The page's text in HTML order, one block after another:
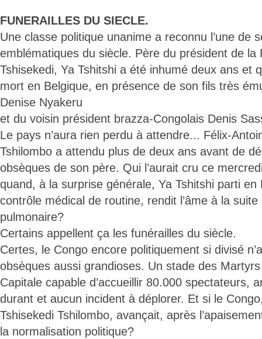
FUNERAILLES DU SIECLE.
Une classe politique unanime a reconnu l’une de
emblématiques du siècle. Père du président de la
Tshisekedi, Ya Tshitshi a été inhumé deux ans et
mort en Belgique, en présence de son fils très
Denise Nyakeru
et du voisin président brazza-Congolais Denis
Le pays n’aura rien perdu à attendre... Félix-
Tshilombo a attendu plus de deux ans avant de
obsèques de son père. Qui l’aurait cru ce
quand, à la surprise générale, Ya Tshitshi parti en
contrôle médical de routine, rendit l’âme à la suite
pulmonaire?
Certains appellent ça les funérailles du siècle.
Certes, le Congo encore politiquement si divisé
obsèques aussi grandioses. Un stade des
Capitale capable d’accueillir 80.000 spectateurs,
durant et aucun incident à déplorer. Et si le
Tshisekedi Tshilombo, avançait, après
la normalisation politique?